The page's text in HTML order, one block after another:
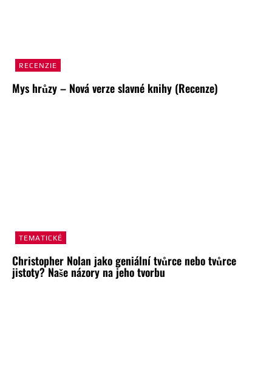
RECENZIE
Mys hrůzy – Nová verze slavné knihy (Recenze)
TEMATICKÉ
Christopher Nolan jako geniální tvůrce nebo tvůrce
jistoty? Naše názory na jeho tvorbu